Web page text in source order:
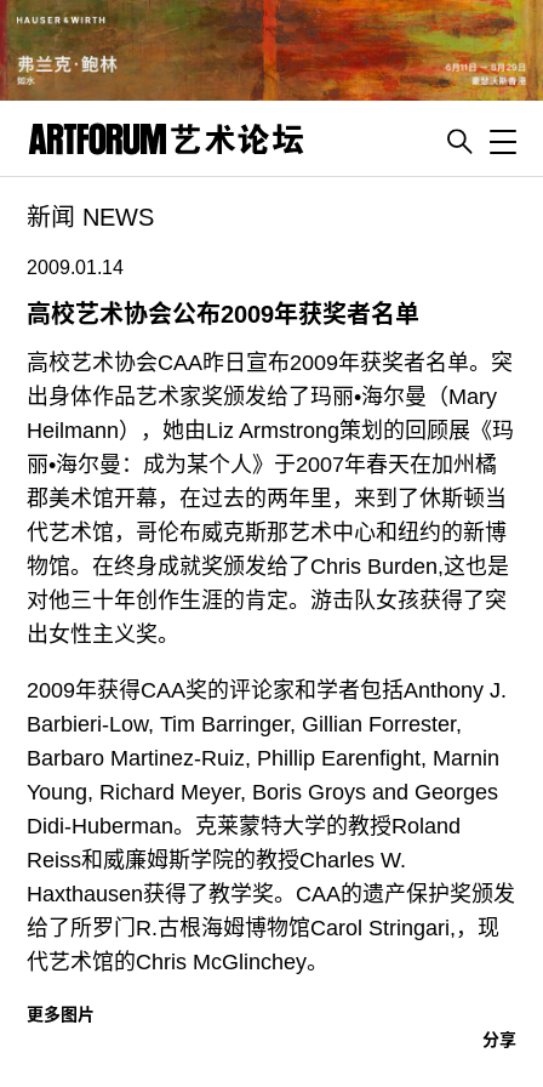
artguide
新闻
展评
杂志
专栏
视频
ENGLISH
ART & EDUCATION
广告
订阅
往期内容
联系我们
关注我们
新闻 NEWS
2009.01.14
高校艺术协会公布2009年获奖者名单
高校艺术协会CAA昨日宣布2009年获奖者名单。突
出身体作品艺术家奖颁发给了玛丽•海尔曼（Mary
Heilmann），她由Liz Armstrong策划的回顾展《玛
丽•海尔曼：成为某个人》于2007年春天在加州橘
郡美术馆开幕，在过去的两年里，来到了休斯顿当
代艺术馆，哥伦布威克斯那艺术中心和纽约的新博
物馆。在终身成就奖颁发给了Chris Burden,这也是
对他三十年创作生涯的肯定。游击队女孩获得了突
出女性主义奖。
2009年获得CAA奖的评论家和学者包括Anthony J.
Barbieri-Low, Tim Barringer, Gillian Forrester,
Barbaro Martinez-Ruiz, Phillip Earenfight, Marnin
Young, Richard Meyer, Boris Groys and Georges
Didi-Huberman。克莱蒙特大学的教授Roland
Reiss和威廉姆斯学院的教授Charles W.
Haxthausen获得了教学奖。CAA的遗产保护奖颁发
给了所罗门R.古根海姆博物馆Carol Stringari,，现
代艺术馆的Chris McGlinchey。
更多图片
分享